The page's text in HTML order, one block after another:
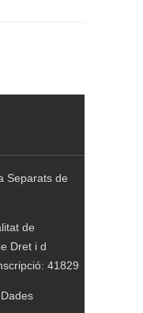
Separats de
de
Dret i d
41829